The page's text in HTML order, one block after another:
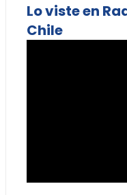
Lo viste en
Chile